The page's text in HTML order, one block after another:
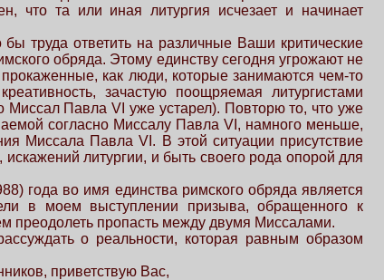
что та или иная литургия исчезает и начинает
труда ответить на различные Ваши критические
обряда. Этому единству сегодня угрожают не
как люди, которые занимаются чем-то
зачастую поощряемая литургистами
Миссал Павла VI уже устарел). Повторю то, что уже
согласно Миссалу Павла VI, намного меньше,
Миссала Павла VI. В этой ситуации присутствие
литургии, и быть своего рода опорой для
года во имя единства римского обряда является
в моем выступлении призыва, обращенного к
преодолеть пропасть между двумя Миссалами.
о реальности, которая равным образом
приветствую Вас,